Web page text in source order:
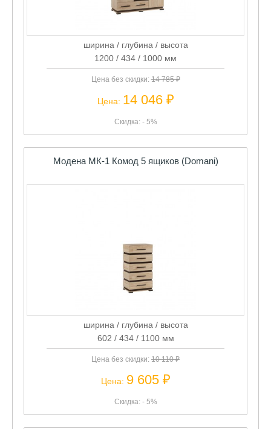
ширина / глубина / высота
1200 / 434 / 1000 мм
Цена без скидки:14 785 ₽
Цена: 14 046 ₽
Скидка: - 5%
Модена МК-1 Комод 5 ящиков (Domani)
ширина / глубина / высота
602 / 434 / 1100 мм
Цена без скидки: 10 110 ₽
Цена: 9 605 ₽
Скидка: - 5%